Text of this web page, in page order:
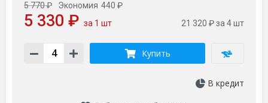
5 770 ₽ Экономия 440 ₽
5 330 ₽ за 1 шт 21 320 ₽за 4 шт
Купить
В кредит